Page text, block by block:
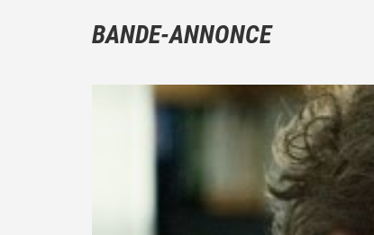
BANDE-ANNONCE